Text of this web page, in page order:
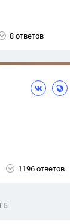
8 ответов
1196 ответов
5